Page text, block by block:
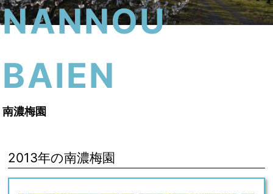
NANNOU
BAIEN
南濃梅園
2013年の南濃梅園